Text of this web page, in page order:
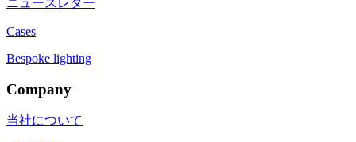
ニュースレター
Cases
Bespoke lighting
Company
当社について